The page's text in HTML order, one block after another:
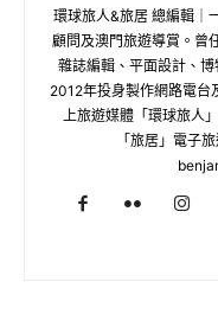
環球旅人&旅居 總編輯｜
顧問及澳門旅遊導賞。曾
雜誌編輯、平面設計、
2012年投身製作網路電台
上旅遊媒體「環球旅人
「旅居」電子